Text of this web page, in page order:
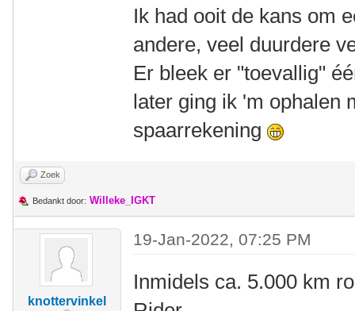
Ik had ooit de kans om
andere, veel duurdere
Er bleek er "toevallig"
later ging ik 'm ophalen
spaarrekening
Zoek
Bedankt door: Willeke_IGKT
knottervinkel
19-Jan-2022, 07:25 PM
Inmidels ca. 5.000 km